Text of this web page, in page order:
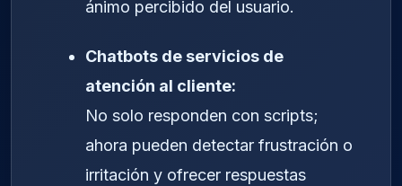
ánimo percibido del usuario.
Chatbots de servicios de
atención al cliente:
No solo responden con scripts;
ahora pueden detectar frustración o
irritación y ofrecer respuestas